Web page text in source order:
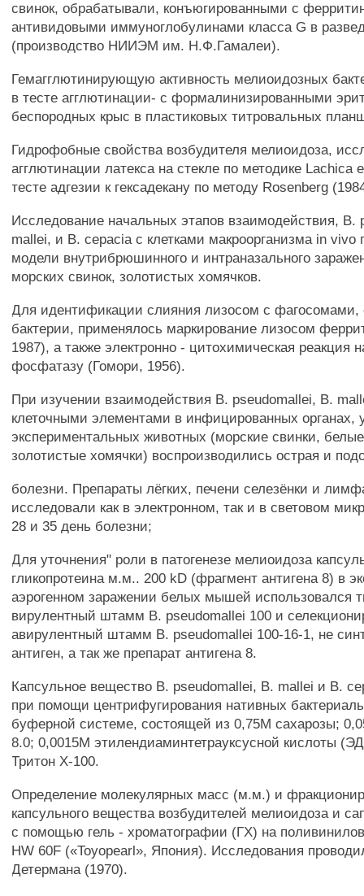
свинок, обрабатывали, конъюгированными с
антивидовыми иммуноглобулинами класса G в
(производство НИИЭМ им. Н.Ф.Гамалеи).
Гемагглютинирующую активность мелиоидозных
в тесте агглютинации- с формалинизированными
беспородных крыс в пластиковых титровальных
Гидрофобные свойства возбудителя мелиоидоза,
агглютинации латекса на стекле по методике Lachica
тесте адгезии к гексадекану по методу Rosenberg
Исследование начальных этапов взаимодействия, В.
mallei, и В. cepacia с клетками макроорганизма in vivo
модели внутрибрюшинного и интраназального
морских свинок, золотистых хомячков.
Для идентификации слияния лизосом с
бактерии, применялось маркирование лизосом
1987), а также электронно - цитохимическая реакция
фосфатазу (Гомори, 1956).
При изучении взаимодействия В. pseudomallei, В.
клеточными элементами в инфицированных органах,
экспериментальных животных (морские свинки,
золотистые хомячки) воспроизводились острая и
болезни. Препараты лёгких, печени селезёнки и
исследовали как в электронном, так и в световом
28 и 35 день болезни;
Для уточнения" роли в патогенезе мелиоидоза
гликопротеина м.м.. 200 kD (фрагмент антигена 8) в
аэрогенном заражении белых мышей использовался
вирулентный штамм В. pseudomallei 100 и
авирулентный штамм В. pseudomallei 100-16-1, не
антиген, а так же препарат антигена 8.
Капсульное вещество В. pseudomallei, В. mallei и В.
при помощи центрифугирования нативных
буферной системе, состоящей из 0,75М сахарозы;
8.0; 0,0015М этилендиаминтетрауксусной кислоты
Тритон Х-100.
Определение молекулярных масс (м.м.) и
капсульного вещества возбудителей мелиоидоза и
с помощью гель - хроматографии (ГХ) на
HW 60F («Toyopearl», Япония). Исследования
Детермана (1970).